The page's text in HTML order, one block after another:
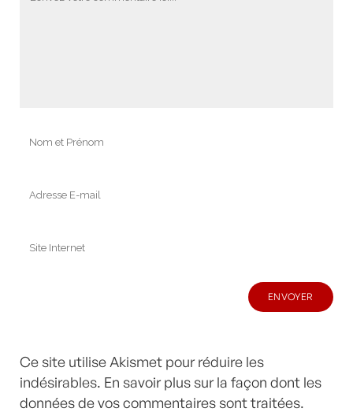
Ce site utilise Akismet pour réduire les
indésirables. En savoir plus sur la façon dont les
données de vos commentaires sont traitées.